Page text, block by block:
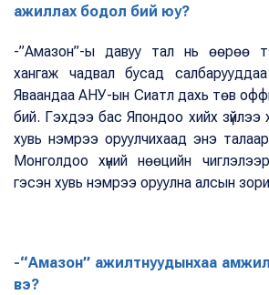
ажиллах бодол бий юу?
-”Амазон”-ы давуу тал нь өөрөө
хангаж чадвал бусад
Яваандаа АНУ-ын Сиатл дахь төв
бий. Гэхдээ бас Япондоо хийх зүйлээ
хувь нэмрээ оруулчихаад энэ
Монголдоо хүний нөөцийн
гэсэн хувь нэмрээ оруулна алсын
-“Амазон” ажилтнуудынхаа
вэ?